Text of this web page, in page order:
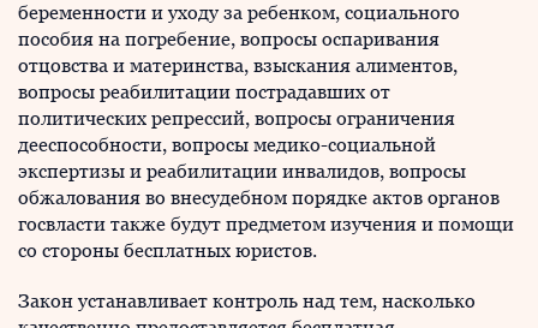
беременности и уходу за ребенком, социального
пособия на погребение, вопросы оспаривания
отцовства и материнства, взыскания алиментов,
вопросы реабилитации пострадавших от
политических репрессий, вопросы ограничения
дееспособности, вопросы медико-социальной
экспертизы и реабилитации инвалидов, вопросы
обжалования во внесудебном порядке актов органов
госвласти также будут предметом изучения и помощи
со стороны бесплатных юристов.
Закон устанавливает контроль над тем, насколько